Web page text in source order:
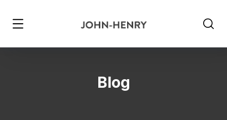
Blog